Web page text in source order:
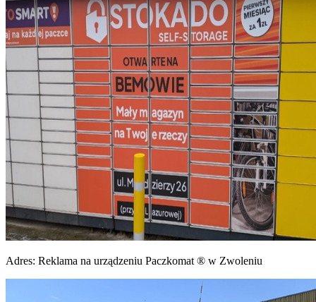
Adres: Reklama na urządzeniu Paczkomat ® w Zwoleniu